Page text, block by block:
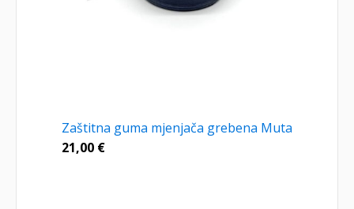
Zaštitna guma mjenjača grebena Muta
21,00 €